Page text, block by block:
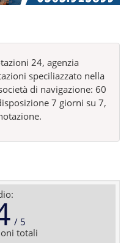
24, agenzia
speciliazzato nella
di navigazione: 60
7 giorni su 7,
totali